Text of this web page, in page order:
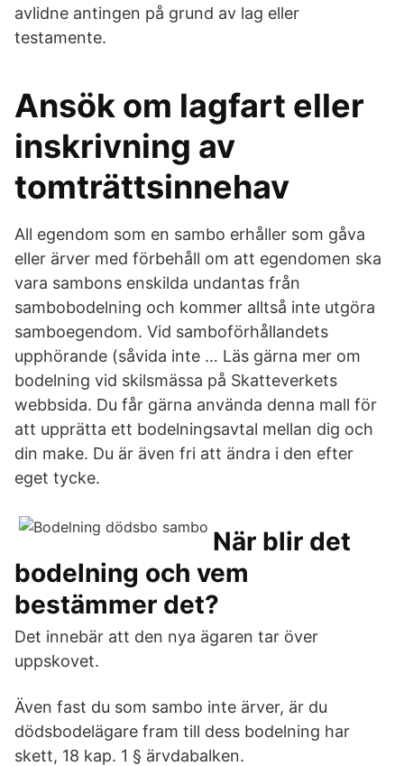
avlidne antingen på grund av lag eller
testamente.
Ansök om lagfart eller
inskrivning av
tomträttsinnehav
All egendom som en sambo erhåller som gåva
eller ärver med förbehåll om att egendomen ska
vara sambons enskilda undantas från
sambobodelning och kommer alltså inte utgöra
samboegendom. Vid samboförhållandets
upphörande (såvida inte … Läs gärna mer om
bodelning vid skilsmässa på Skatteverkets
webbsida. Du får gärna använda denna mall för
att upprätta ett bodelningsavtal mellan dig och
din make. Du är även fri att ändra i den efter
eget tycke.
När blir det
bodelning och vem
bestämmer det?
Det innebär att den nya ägaren tar över
uppskovet.
Även fast du som sambo inte ärver, är du
dödsbodelägare fram till dess bodelning har
skett, 18 kap. 1 § ärvdabalken.